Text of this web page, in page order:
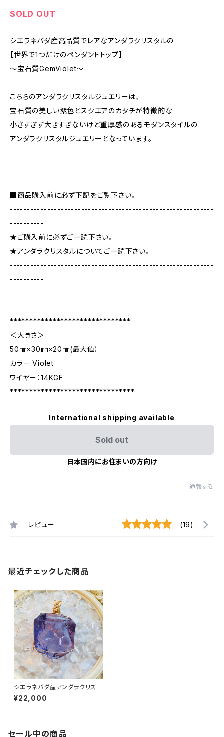
SOLD OUT
シエラネバダ産高品質でレアなアンダラクリスタルの
【世界で1つだけのペンダントトップ】
～宝石質GemViolet～
こちらのアンダラクリスタルジュエリーは、
宝石質の美しい紫色とスクエアのカタチが特徴的な
小さすぎず大きすぎないけど重厚感のあるモダンスタイルの
アンダラクリスタルジュエリーとなっています。
■商品購入前に必ず下記をご覧下さい。
------------------------------------------------------------
----------
★ご購入前に必ずご一読下さい。
★アンダラクリスタルについてご一読下さい。
------------------------------------------------------------
----------
*******************************
＜大きさ＞
50㎜×30㎜×20㎜(最大値）
カラー:Violet
ワイヤー：14KGF
********************************
International shipping available
Sold out
日本国内にお住まいの方向け
通報する
レビュー (19)
最近チェックした商品
シエラネバダ産アンダラクリスタ
ル★宝石質/GemViolet【世界
で1つだけのアンダラペンダント
¥22,000
セール中の商品